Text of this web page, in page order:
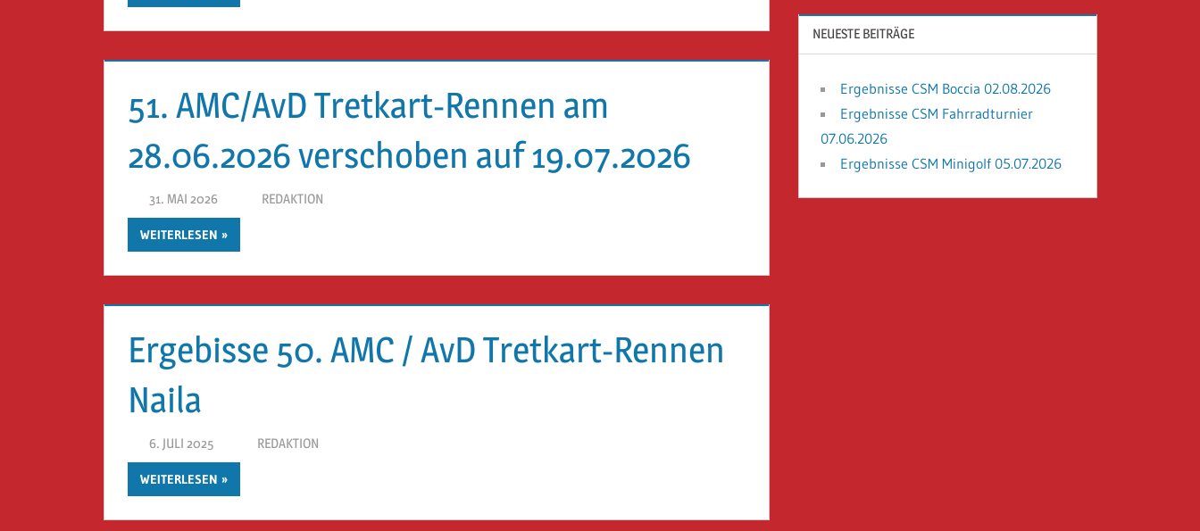
51. AMC/AvD Tretkart-Rennen am
28.06.2026 verschoben auf 19.07.2026
31. MAI 2026 REDAKTION
WEITERLESEN
Ergebisse 50. AMC / AvD Tretkart-Rennen
Naila
6. JULI 2025 REDAKTION
WEITERLESEN
NEUESTE BEITRÄGE
Ergebnisse CSM Boccia 02.08.2026
Ergebnisse CSM Fahrradturnier
07.06.2026
Ergebnisse CSM Minigolf 05.07.2026